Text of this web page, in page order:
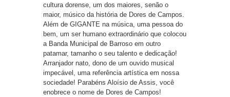
cultura dorense, um dos maiores, senão o
maior, músico da história de Dores de Campos.
Além de GIGANTE na música, uma pessoa do
bem, um ser humano extraordinário que colocou
a Banda Municipal de Barroso em outro
patamar, tamanho o seu talento e dedicação!
Arranjador nato, dono de um ouvido musical
impecável, uma referência artística em nossa
sociedade! Parabéns Aloísio de Assis, você
enobrece o nome de Dores de Campos!